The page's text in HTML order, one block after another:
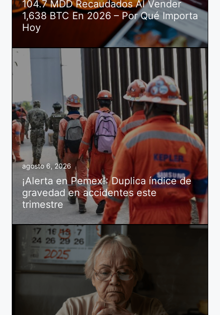
104.7 MDD Recaudados Al Vender
1,638 BTC En 2026 – Por Qué Importa
Hoy
agosto 6, 2026
¡Alerta en Pemex!: Duplica índice de
gravedad en accidentes este
trimestre